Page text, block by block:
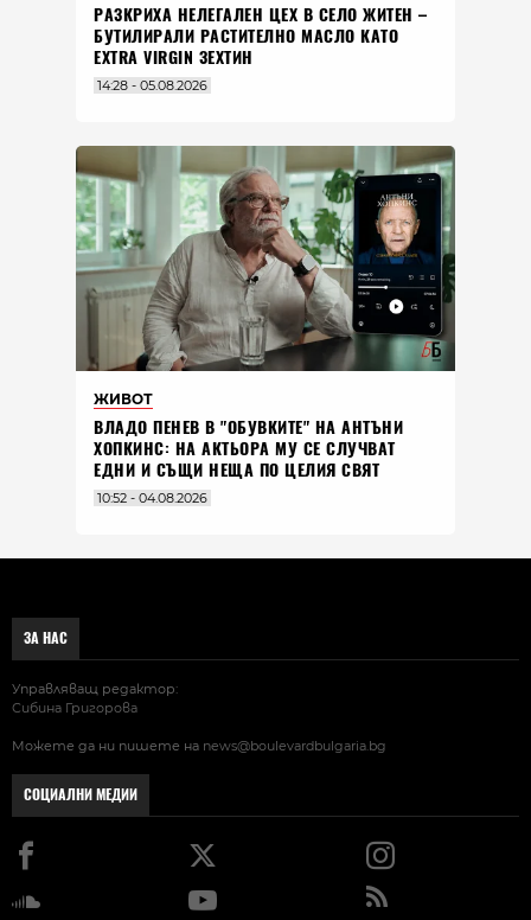
РАЗКРИХА НЕЛЕГАЛЕН ЦЕХ В СЕЛО ЖИТЕН –
БУТИЛИРАЛИ РАСТИТЕЛНО МАСЛО КАТО
EXTRA VIRGIN ЗЕХТИН
14:28 - 05.08.2026
ЖИВОТ
ВЛАДO ПЕНЕВ В "ОБУВКИТЕ" НА АНТЪНИ
ХОПКИНС: НА АКТЬОРА МУ СЕ СЛУЧВАТ
ЕДНИ И СЪЩИ НЕЩА ПО ЦЕЛИЯ СВЯТ
10:52 - 04.08.2026
ЗА НАС
Управляващ редактор:
Сибина Григорова
Можете да ни пишете на news@boulevardbulgaria.bg
СОЦИАЛНИ МЕДИИ